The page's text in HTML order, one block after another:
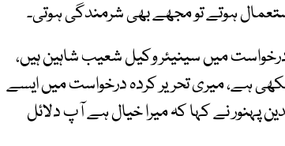
ہوتے تو مجھے بھی شرمندگی ہوتی۔
میں سینیئر وکیل شعیب شاہین ہیں،
ہے، میری تحریر کردہ درخواست میں ایسے
پہنور نے کہا کہ میرا خیال ہے آپ دلائل